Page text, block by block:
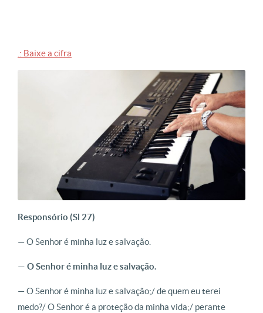
.: Baixe a cifra
Responsório (Sl 27)
— O Senhor é minha luz e salvação.
— O Senhor é minha luz e salvação.
— O Senhor é minha luz e salvação;/ de quem eu terei
medo?/ O Senhor é a proteção da minha vida;/ perante